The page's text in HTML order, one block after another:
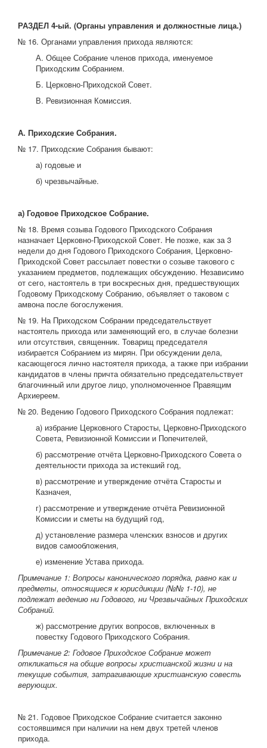
РАЗДЕЛ 4-ый. (Органы управления и должностные лица.)
№ 16. Органами управления прихода являются:
А. Общее Собрание членов прихода, именуемое
Приходским Собранием.
Б. Церковно-Приходской Совет.
В. Ревизионная Комиссия.
А. Приходские Собрания.
№ 17. Приходские Собрания бывают:
а) годовые и
б) чрезвычайные.
а) Годовое Приходское Собрание.
№ 18. Время созыва Годового Приходского Собрания
назначает Церковно-Приходской Совет. Не позже, как за 3
недели до дня Годового Приходского Собрания, Церковно-
Приходской Совет рассылает повестки о созыве такового с
указанием предметов, подлежащих обсуждению. Независимо
от сего, настоятель в три воскресных дня, предшествующих
Годовому Приходскому Собранию, объявляет о таковом с
амвона после богослужения.
№ 19. На Приходском Собрании председательствует
настоятель прихода или заменяющий его, в случае болезни
или отсутствия, священник. Товарищ председателя
избирается Собранием из мирян. При обсуждении дела,
касающегося лично настоятеля прихода, а также при избрании
кандидатов в члены причта обязательно председательствует
благочинный или другое лицо, уполномоченное Правящим
Архиереем.
№ 20. Ведению Годового Приходского Собрания подлежат:
а) избрание Церковного Старосты, Церковно-Приходского
Совета, Ревизионной Комиссии и Попечителей,
б) рассмотрение отчёта Церковно-Приходского Совета о
деятельности прихода за истекший год,
в) рассмотрение и утверждение отчёта Старосты и
Казначея,
г) рассмотрение и утверждение отчёта Ревизионной
Комиссии и сметы на будущий год,
д) установление размера членских взносов и других
видов самообложения,
е) изменение Устава прихода.
Примечание 1: Вопросы канонического порядка, равно как и
предметы, относящиеся к юрисдикции (№№ 1-10), не
подлежат ведению ни Годового, ни Чрезвычайных Приходских
Собраний.
ж) рассмотрение других вопросов, включенных в
повестку Годового Приходского Собрания.
Примечание 2: Годовое Приходское Собрание может
откликаться на общие вопросы христианской жизни и на
текущие события, затрагивающие христианскую совесть
верующих.
№ 21. Годовое Приходское Собрание считается законно
состоявшимся при наличии на нем двух третей членов
прихода.